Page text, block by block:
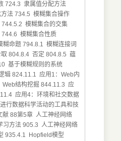
724.3 隶属值分配方法
法 734.5 模糊集合操作
模糊集合的交集
模糊集合性质
命题 794.8.1 模糊连接词
804.8.4 否定 804.8.5 蕴
基于模糊规则的系统
辑 824.11.1 应用1：Web内
结构挖掘 844.11.3 应
应用4：环境和社交数据
行数据科学活动的工具和技
88第5章 人工神经网络
方法 905.3 人工神经网络
935.4.1 Hopfield模型